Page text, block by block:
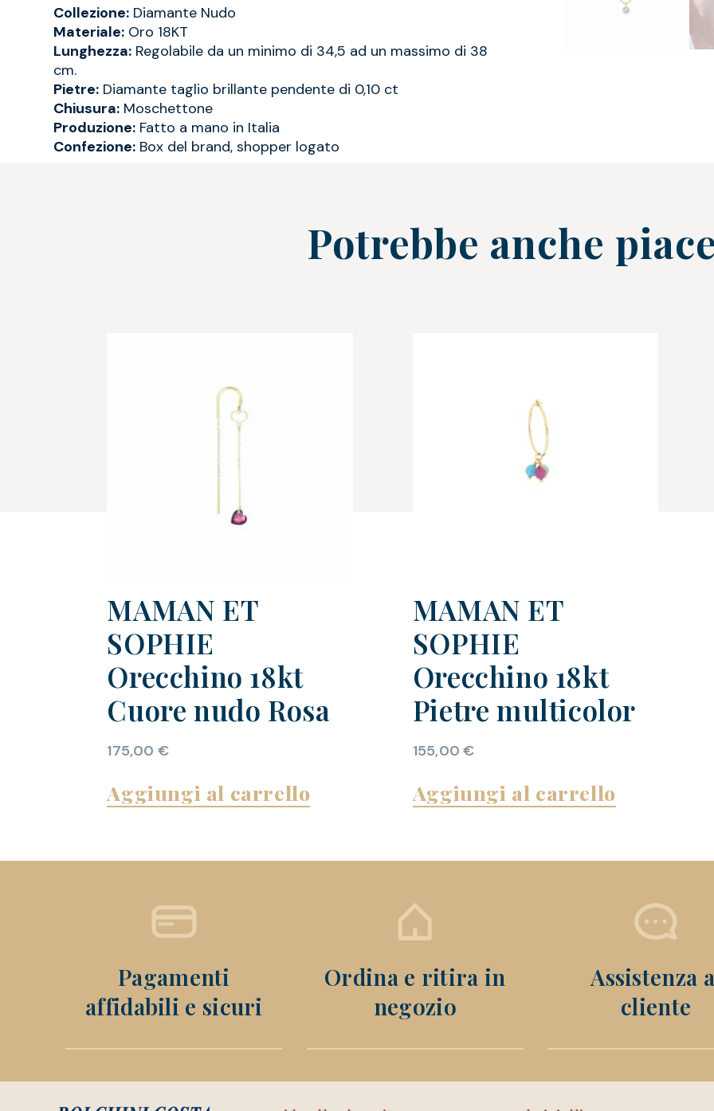
Collezione: Diamante Nudo
Materiale: Oro 18KT
Lunghezza: Regolabile da un minimo di 34,5 ad un massimo di 38
cm.
Pietre: Diamante taglio brillante pendente di 0,10 ct
Chiusura: Moschettone
Produzione: Fatto a mano in Italia
Confezione: Box del brand, shopper logato
Potrebbe anche
MAMAN ET
SOPHIE
Orecchino 18kt
Cuore nudo Rosa
175,00 €
Aggiungi al carrello
MAMAN ET
SOPHIE
Orecchino 18kt
Pietre multicolor
155,00€
Aggiungi al carrello
Pagamenti
affidabili e sicuri
Ordina e ritira in
negozio
Assistenza
cliente